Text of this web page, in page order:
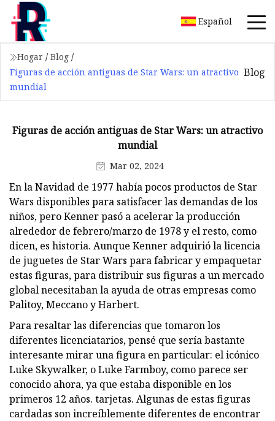
Español
Hogar / Blog /
Figuras de acción antiguas de Star Wars: un atractivo
mundial
Blog
Figuras de acción antiguas de Star Wars: un atractivo
mundial
Mar 02, 2024
En la Navidad de 1977 había pocos productos de Star
Wars disponibles para satisfacer las demandas de los
niños, pero Kenner pasó a acelerar la producción
alrededor de febrero/marzo de 1978 y el resto, como
dicen, es historia. Aunque Kenner adquirió la licencia
de juguetes de Star Wars para fabricar y empaquetar
estas figuras, para distribuir sus figuras a un mercado
global necesitaban la ayuda de otras empresas como
Palitoy, Meccano y Harbert.
Para resaltar las diferencias que tomaron los
diferentes licenciatarios, pensé que sería bastante
interesante mirar una figura en particular: el icónico
Luke Skywalker, o Luke Farmboy, como parece ser
conocido ahora, ya que estaba disponible en los
primeros 12 años. tarjetas. Algunas de estas figuras
cardadas son increíblemente diferentes de encontrar